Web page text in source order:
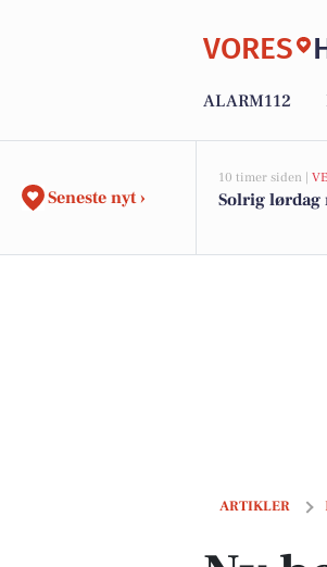
VORES
ALARM112
Seneste nyt ›
10 timer siden |
Solrig lørdag
ARTIKLER
Ny